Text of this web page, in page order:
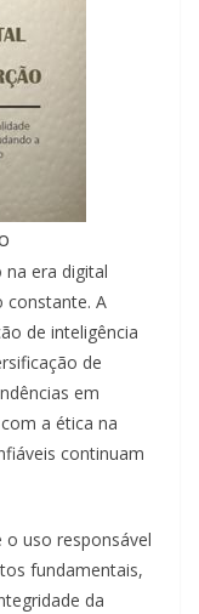
era digital
constante. A
de inteligência
de
em
a ética na
continuam
uso responsável
fundamentais,
da